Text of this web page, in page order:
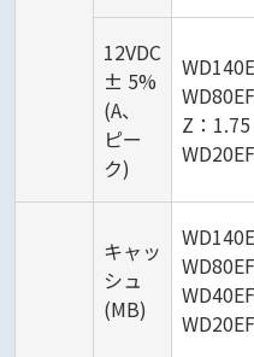
12VDC
± 5%
(A、
ピー
ク)
Z：1.75
キャッ
シュ
(MB)